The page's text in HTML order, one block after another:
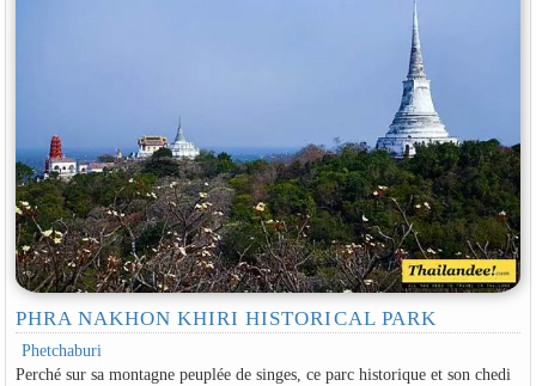
PHRA NAKHON KHIRI HISTORICAL PARK
Phetchaburi
Perché sur sa montagne peuplée de singes, ce parc historique et son chedi